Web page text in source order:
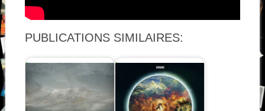
PUBLICATIONS SIMILAIRES: